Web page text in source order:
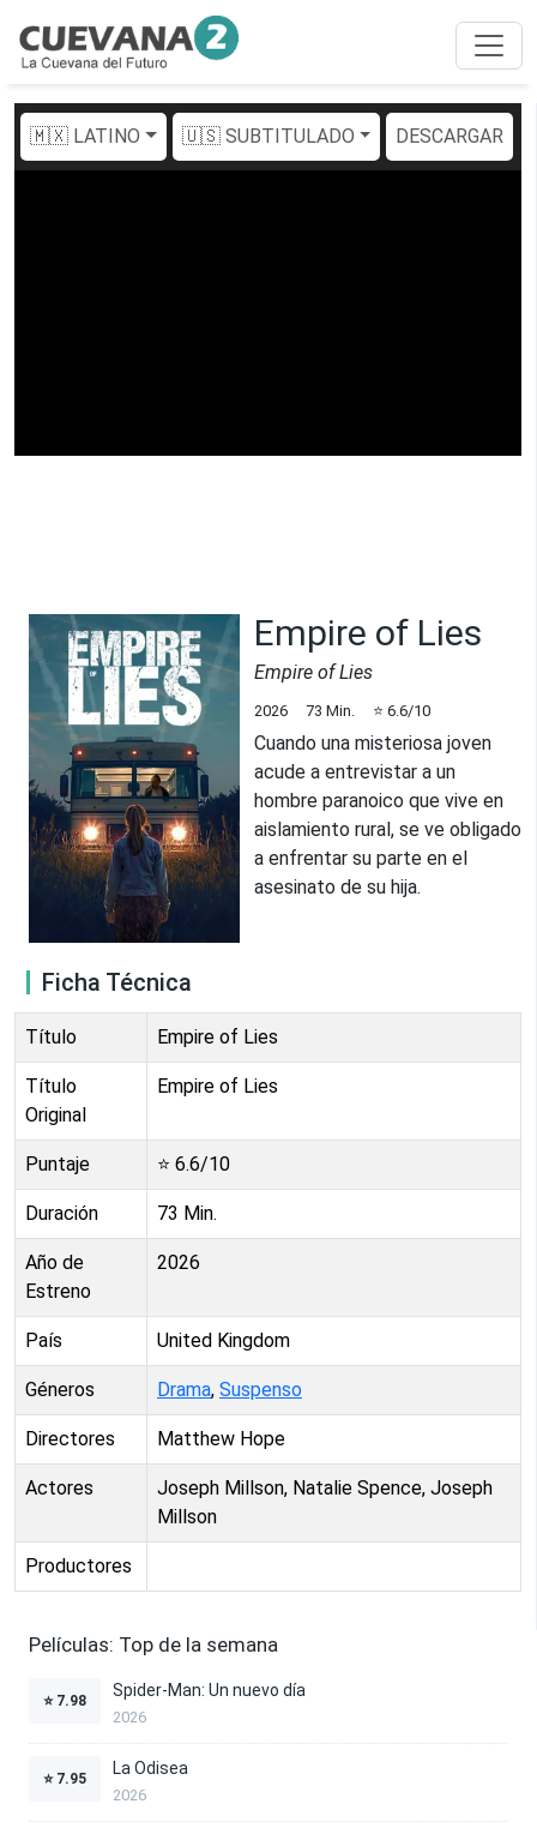
🇲🇽 LATINO 🇺🇸 SUBTITULADO DESCARGAR
Empire of Lies
Empire of Lies
2026 73 Min. ⭐ 6.6/10
Cuando una misteriosa joven
acude a entrevistar a un
hombre paranoico que vive en
aislamiento rural, se ve obligado
a enfrentar su parte en el
asesinato de su hija.
Ficha Técnica
Título Empire of Lies
Título
Original
Empire of Lies
Puntaje ⭐ 6.6/10
Duración 73 Min.
Año de
Estreno
2026
País United Kingdom
Géneros Drama, Suspenso
Directores Matthew Hope
Actores
Joseph Millson, Natalie Spence, Joseph
Millson
Productores
Películas: Top de la semana
⭐ 7.98
Spider-Man: Un nuevo día
2026
⭐ 7.95
La Odisea
2026